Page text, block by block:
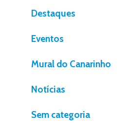
Destaques
Eventos
Mural do Canarinho
Notícias
Sem categoria